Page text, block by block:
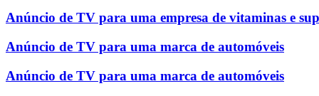
Anúncio de TV para uma empresa de vitaminas e
Anúncio de TV para uma marca de automóveis
Anúncio de TV para uma marca de automóveis